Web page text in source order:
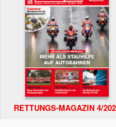
RETTUNGS-MAGAZIN 4/